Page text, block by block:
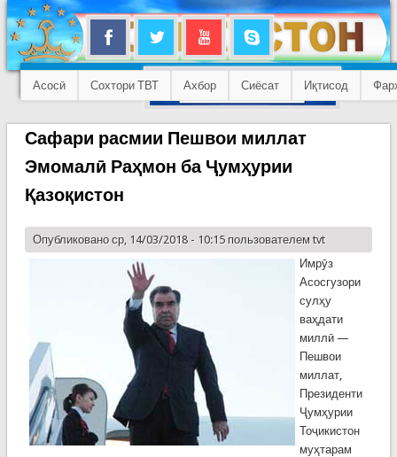
Асосӣ Сохтори ТВТ Ахбор Сиёсат Иқтисод
Сафари расмии Пешвои миллат
Эмомалӣ Раҳмон ба Ҷумҳурии
Қазоқистон
Опубликовано ср, 14/03/2018 - 10:15 пользователем tvt
Имрӯз
Асосгузори
сулҳу
ваҳдати
миллӣ —
Пешвои
миллат,
Президенти
Ҷумҳурии
Тоҷикистон
муҳтарам